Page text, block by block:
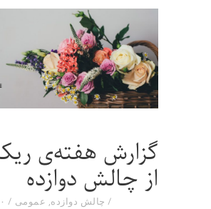
گزارش هفته‌ی
از چالش دوازده
۲۰ چالش دوازده, عمومی